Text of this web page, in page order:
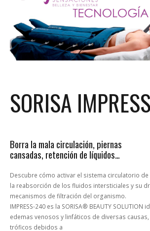
SORISA
Borra la mala circulación, piernas
cansadas, retención de líquidos…
Descubre cómo activar el sistema circulatorio
la reabsorción de los fluidos intersticiales y su
mecanismos de filtración del organismo.
IMPRESS-240 es la SORISA® BEAUTY SOLUTION
edemas venosos y linfáticos de diversas
tróficos debidos a